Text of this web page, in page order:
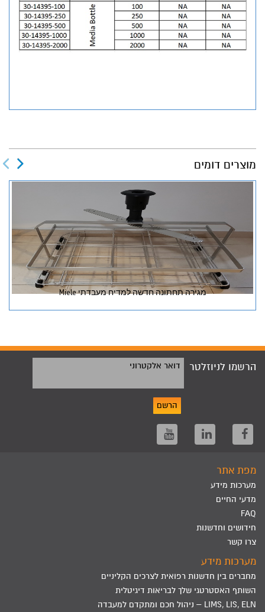
מוצרים דומים
מגירה תחתונה חדשה למדיח מעבדתי Miele
הרשמו לניוזלטר דואר אלקטרוני
הרשם
מפת אתר
מערכות מידע
מדעי החיים
FAQ
חידושים וחדשנות
צרו קשר
מערכות מידע
מחברים בין חדשנות רפואית לצרכים הקליניים
השותף האסטרטגי שלך לבריאות דיגיטלית
LIMS, LIS, ELN – ניהול חכם ומתקדם למעבדה